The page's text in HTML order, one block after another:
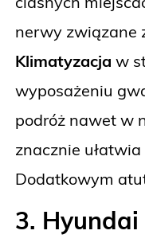
nerwy związane
Klimatyzacja w
wyposażeniu
podróż nawet w
znacznie
Dodatkowym
3. Hyundai